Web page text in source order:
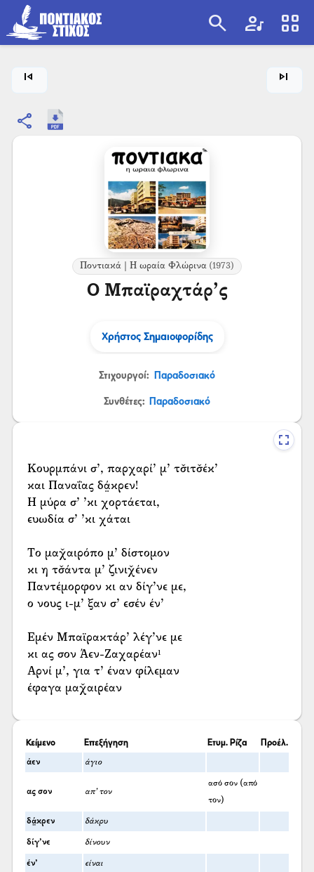
search artist view_cozy
skip_previous skip_next
share
Ποντιακά | Η ωραία Φλώρινα (1973)
Ο Μπαϊραχτάρ’ς
Χρήστος Σημαιοφορίδης
Στιχουργοί: Παραδοσιακό
Συνθέτες: Παραδοσιακό
Κουρμπάνι σ’, παρχαρί’ μ’ τσ̌ιτσ̌έκ’
και Παναΐας δά̤κρεν!
Η μύρα σ’ ’κι χορτάεται,
ευωδία σ’ ’κι χάται
Το μαχ̌αιρόπο μ’ δίστομον
κι η τσ̌άντα μ’ ζινιχ̌ένεν
Παντέμορφον κι αν δίγ’νε με,
ο νους ι-μ’ ξαν σ’ εσέν έν’
Εμέν Μπαϊρακτάρ’ λέγ’νε με
κι ας σον Άεν-Ζαχαρέαν¹
Αρνί μ’, για τ’ έναν φίλεμαν
έφαγα μαχ̌αιρέαν
Κείμενο Επεξήγηση Ετυμ. Ρίζα Προέλ.
άεν άγιο
ας σον απ’ τον
ασό σον (από
τον)
δά̤κρεν δάκρυ
δίγ’νε δίνουν
έν’ είναι